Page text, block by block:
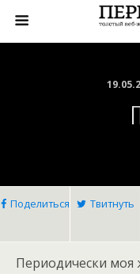
Поделиться Твитнуть
Периодически моя